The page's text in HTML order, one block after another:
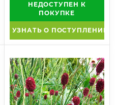
НЕДОСТУПЕН К
ПОКУПКЕ
УЗНАТЬ О ПОСТУПЛЕНИИ